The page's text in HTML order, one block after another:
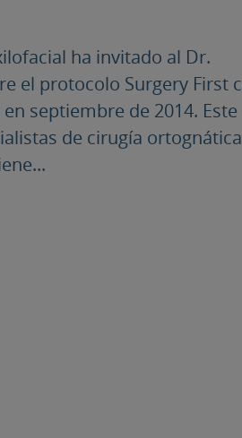
ha invitado al Dr.
el protocolo Surgery First
septiembre de 2014. Este
de cirugía